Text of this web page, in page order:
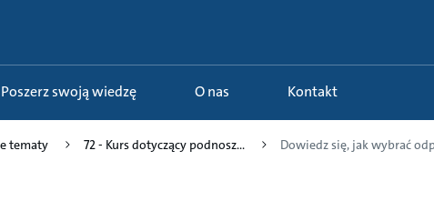
Poszerz swoją wiedzę O nas Kontakt
tematy 72 - Kurs dotyczący podnosz... Dowiedz się, jak wybrać